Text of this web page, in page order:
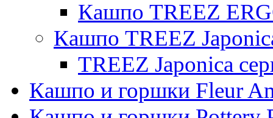
Кашпо TREEZ
Кашпо TREEZ
TREEZ Japonica
Кашпо и горшки Fleur